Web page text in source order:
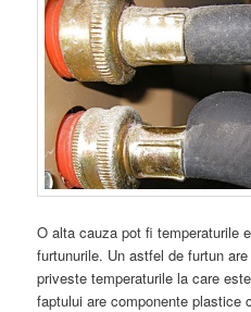
O alta cauza pot fi temperaturile
furtunurile. Un astfel de furtun
priveste temperaturile la care
faptului are componente plastice